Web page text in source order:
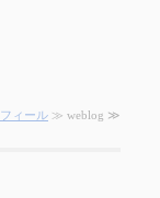
ィール ≫ weblog ≫